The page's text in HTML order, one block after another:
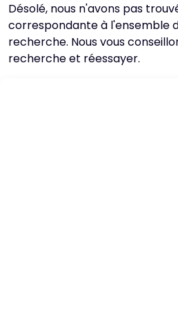
Désolé, nous n'avons pas
correspondante à l'ensemble
recherche. Nous vous
recherche et réessayer.